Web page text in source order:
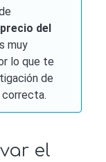
precio del
muy
lo que te
de
correcta.
el